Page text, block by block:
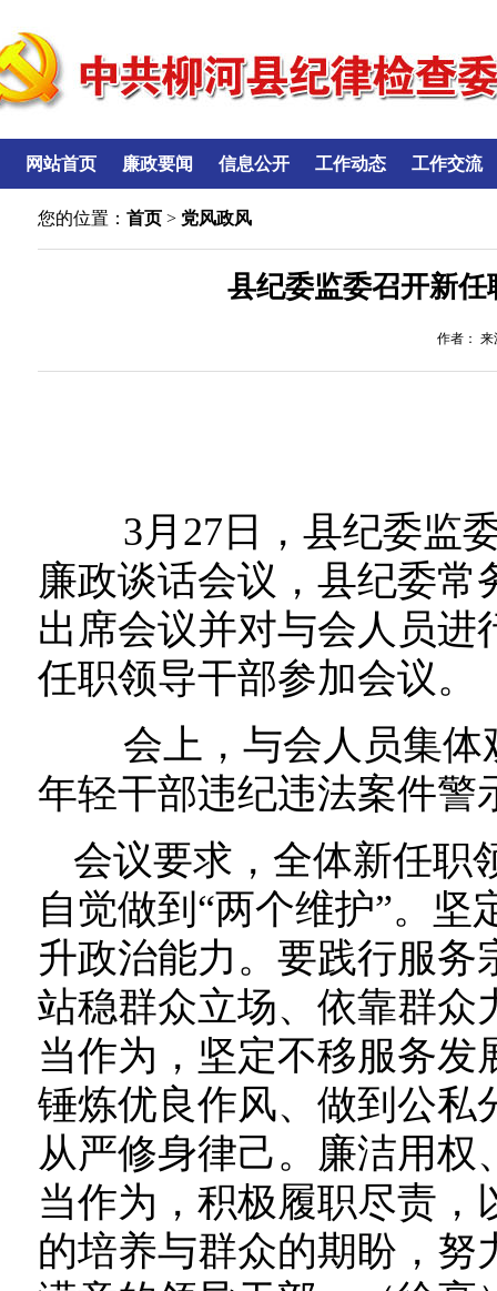
网站首页 廉政要闻 信息公开 工作动态 工作交流
您的位置：首页 > 党风政风
县纪委监委召开新
作者： 来
3月27日，县纪委监
廉政谈话会议，县纪委
出席会议并对与会人员进
任职领导干部参加会议。
会上，与会人员集体
年轻干部违纪违法案件警
会议要求，全体新任职
自觉做到“两个维护”。
升政治能力。要践行服
站稳群众立场、依靠群众
当作为，坚定不移服务发
锤炼优良作风、做到公私
从严修身律己。廉洁用
当作为，积极履职尽责
的培养与群众的期盼，